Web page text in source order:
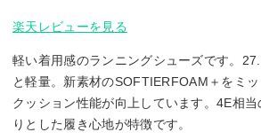
楽天レビューを見る
軽い着用感のランニングシューズです。
と軽量。新素材のSOFTIERFOAM＋をミッ
クッション性能が向上しています。4E相
りとした履き心地が特徴です。